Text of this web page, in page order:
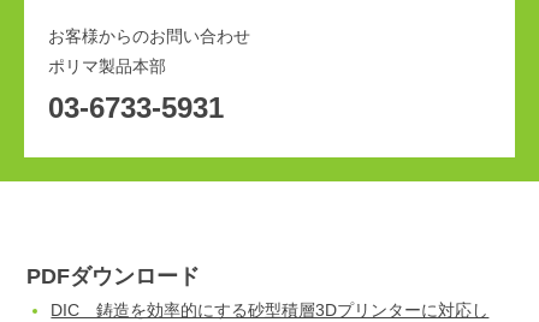
お客様からのお問い合わせ
ポリマ製品本部
03-6733-5931
PDFダウンロード
DIC 鋳造を効率的にする砂型積層3Dプリンターに対応し